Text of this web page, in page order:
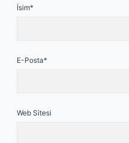
İsim*
E-Posta*
Web Sitesi